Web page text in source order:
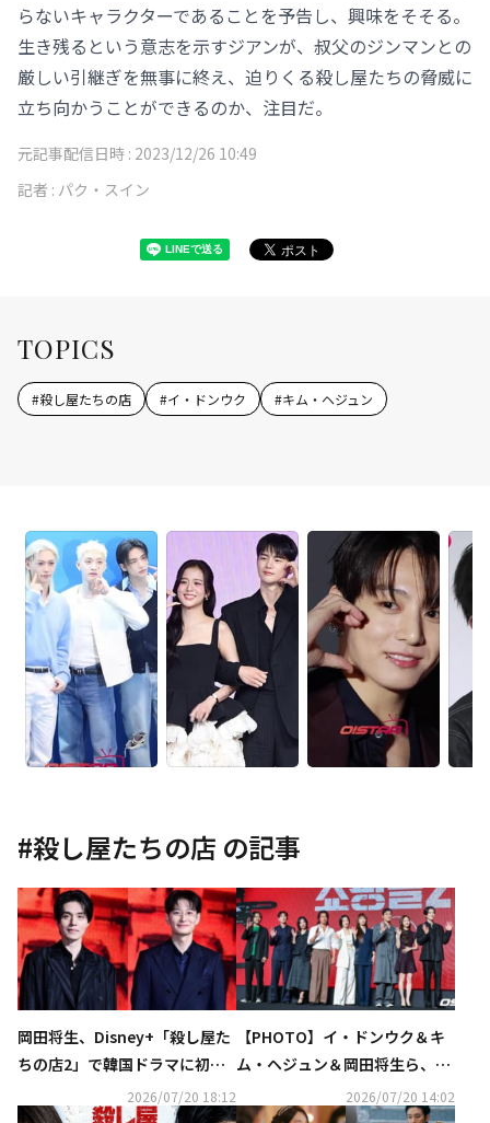
らないキャラクターであることを予告し、興味をそそる。
生き残るという意志を示すジアンが、叔父のジンマンとの
厳しい引継ぎを無事に終え、迫りくる殺し屋たちの脅威に
立ち向かうことができるのか、注目だ。
元記事配信日時 : 2023/12/26 10:49
記者 : パク・スイン
TOPICS
#殺し屋たちの店 #イ・ドンウク #キム・ヘジュン
#殺し屋たちの店 の記事
岡田将生、Disney+「殺し屋た
ちの店2」で韓国ドラマに初挑
戦！イ・ドンウクらから学んだ
2026/07/20 18:12
【PHOTO】イ・ドンウク＆キ
ム・ヘジュン＆岡田将生ら、ド
ラマ「殺し屋たちの店2」制作
2026/07/20 14:02